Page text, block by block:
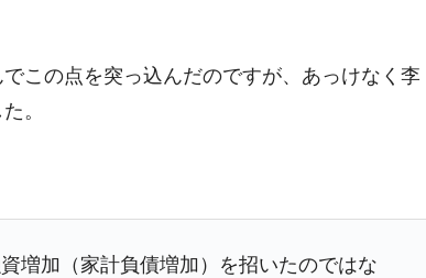
1人当たり賠償10万ウォンを認定 ⇒ 総額3兆7,000億
1番艦、2032年竣工と公示
この点を突っ込んだのですが、あっけなく李
。
増加（家計負債増加）を招いたのではな